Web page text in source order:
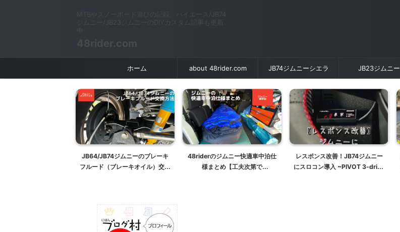
MTBやスノーボード遊びの記録。ハイエース/JB74
ジムニー/JB23ジムニーのDIYカスタム記事も更新
48rider.com
ホーム about 48rider.com JB74ジムニーシエラ JB23ジムニー
JB64/JB74ジムニーのブレーキ
フルード（ブレーキオイル）交換
48riderのジムニー快適車中泊仕
様まとめ【工夫次第で
レスポンス改善！JB74ジムニー
にスロコン導入 ~PIVOT 3-drive